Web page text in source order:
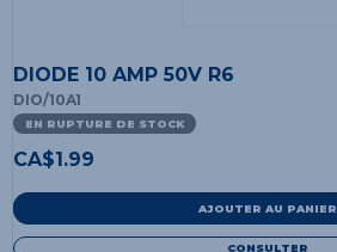
DIODE 10 AMP 50V R6
DIO/10A1
EN RUPTURE DE STOCK
CA$1.99
AJOUTER AU PANIER
CONSULTER